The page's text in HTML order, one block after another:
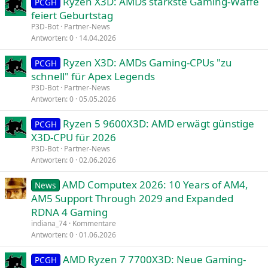
feiert Geburtstag
P3D-Bot Partner-News
Antworten 0 14.04.2026
PCGH
Ryzen X3D: AMDs Gaming-CPUs "zu
schnell" für Apex Legends
P3D-Bot Partner-News
Antworten 0 05.05.2026
PCGH
Ryzen 5 9600X3D: AMD erwägt günstige
X3D-CPU für 2026
P3D-Bot Partner-News
Antworten 0 02.06.2026
News AMD Computex 2026: 10 Years of AM4,
AM5 Support Through 2029 and Expanded
RDNA 4 Gaming
indiana_74 Kommentare
Antworten 0 01.06.2026
PCGH AMD Ryzen 7 7700X3D: Neue Gaming-